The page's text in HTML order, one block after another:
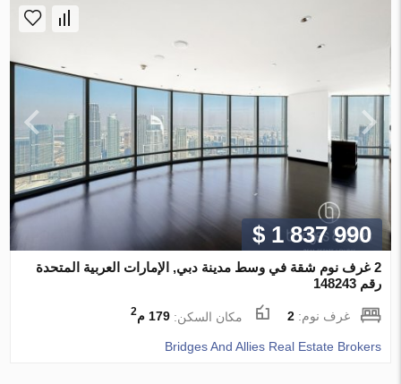
$ 1 837 990
2 غرف نوم شقة في وسط مدينة دبي, الإمارات العربية المتحدة
رقم 148243
غرف نوم:2 مكان السكن:179 م 2
Bridges And Allies Real Estate Brokers